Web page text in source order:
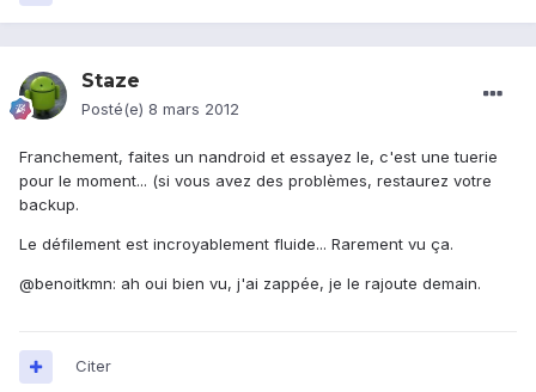
Staze
Posté(e) 8 mars 2012
Franchement, faites un nandroid et essayez le, c'est une tuerie
pour le moment... (si vous avez des problèmes, restaurez votre
backup.
Le défilement est incroyablement fluide... Rarement vu ça.
@benoitkmn: ah oui bien vu, j'ai zappée, je le rajoute demain.
Citer